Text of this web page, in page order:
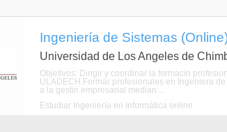
Ingeniería de Sistemas (Online)
Universidad de Los Angeles de
Objetivos: Dirigir y coordinar la formacin
ULADECH.Formar profesionales en Ingeniera
a la gestin empresarial median ...
Estudiar Ingeniería en Informática online